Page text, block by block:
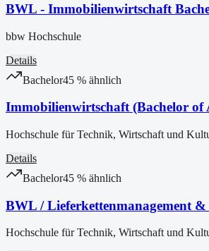
BWL - Immobilienwirtschaft
bbw Hochschule
Details
Bachelor45 % ähnlich
Immobilienwirtschaft (Bachelor of
Hochschule für Technik, Wirtschaft und
Details
Bachelor45 % ähnlich
BWL / Lieferkettenmanagement
Hochschule für Technik, Wirtschaft und